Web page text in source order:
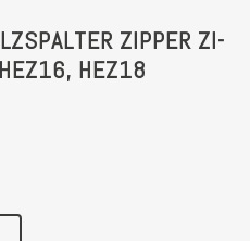
ZIPPER ZI-
HEZ18